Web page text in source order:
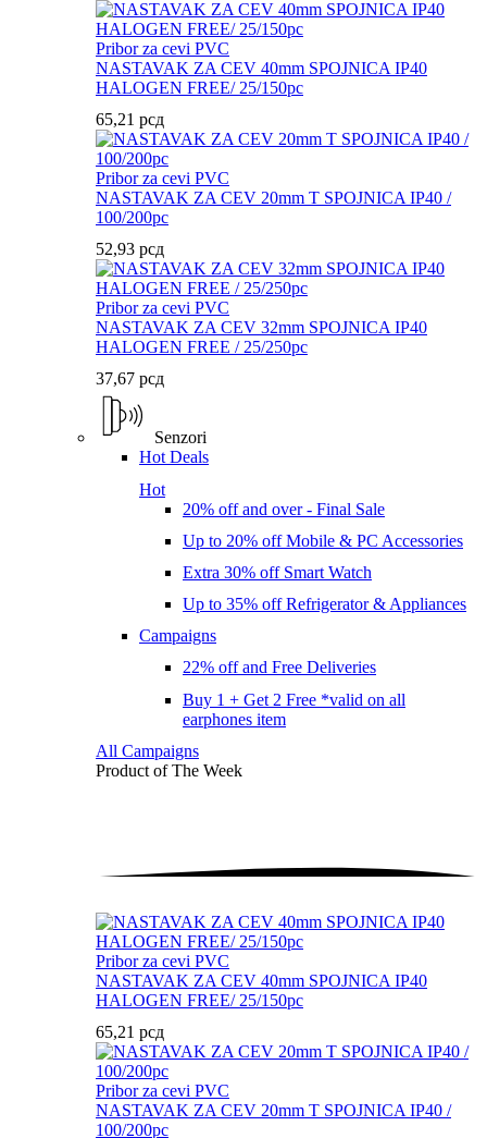
Pribor za cevi PVC
NASTAVAK ZA CEV 40mm SPOJNICA IP40
HALOGEN FREE/ 25/150pc
65,21 рсд
Pribor za cevi PVC
NASTAVAK ZA CEV 20mm T SPOJNICA IP40 /
100/200pc
52,93 рсд
Pribor za cevi PVC
NASTAVAK ZA CEV 32mm SPOJNICA IP40
HALOGEN FREE / 25/250pc
37,67 рсд
Senzori
Hot Deals
Hot
20% off and over - Final Sale
Up to 20% off Mobile & PC Accessories
Extra 30% off Smart Watch
Up to 35% off Refrigerator & Appliances
Campaigns
22% off and Free Deliveries
Buy 1 + Get 2 Free *valid on all
earphones item
All Campaigns
Product of The Week
Pribor za cevi PVC
NASTAVAK ZA CEV 40mm SPOJNICA IP40
HALOGEN FREE/ 25/150pc
65,21 рсд
Pribor za cevi PVC
NASTAVAK ZA CEV 20mm T SPOJNICA IP40 /
100/200pc